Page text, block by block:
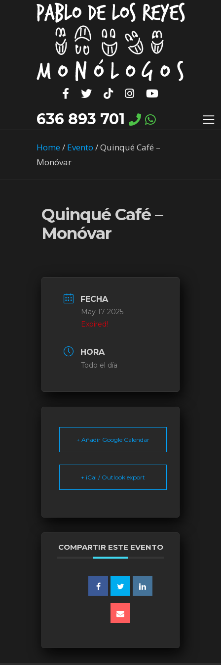
636 893 701
Home/ Evento /Quinqué Café –
Monóvar
Quinqué Café –
Monóvar
FECHA
May 17 2025
Expired!
HORA
Todo el día
+ Añadir Google Calendar
+ iCal / Outlook export
COMPARTIR ESTE EVENTO